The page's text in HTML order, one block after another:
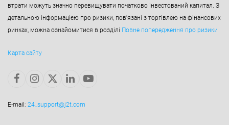
втрати можуть значно перевищувати початково інвестований капитал. З
детальною інформацією про ризики, пов'язані з торгівлею на фінансових
ринках, можна ознайомитися в розділі Повне попередження про ризики
Карта сайту
E-mail: 24_support@j2t.com